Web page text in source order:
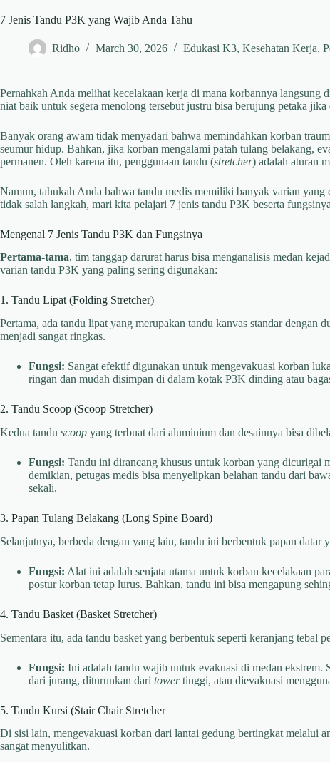
7 Jenis Tandu P3K yang Wajib Anda Tahu
Ridho March 30, 2026 Edukasi K3, Kesehatan Kerja,
Pernahkah Anda melihat kecelakaan kerja di mana korbannya langsung
niat baik untuk segera menolong tersebut justru bisa berujung petaka
Banyak orang awam tidak menyadari bahwa memindahkan korban
seumur hidup. Bahkan, jika korban mengalami patah tulang belakang,
permanen. Oleh karena itu, penggunaan tandu (stretcher) adalah aturan
Namun, tahukah Anda bahwa tandu medis memiliki banyak varian
tidak salah langkah, mari kita pelajari 7 jenis tandu P3K beserta
Mengenal 7 Jenis Tandu P3K dan Fungsinya
Pertama-tama, tim tanggap darurat harus bisa menganalisis medan
varian tandu P3K yang paling sering digunakan:
1. Tandu Lipat (Folding Stretcher)
Pertama, ada tandu lipat yang merupakan tandu kanvas standar dengan
menjadi sangat ringkas.
Fungsi: Sangat efektif digunakan untuk mengevakuasi korban
ringan dan mudah disimpan di dalam kotak P3K dinding atau
2. Tandu Scoop (Scoop Stretcher)
Kedua tandu scoop yang terbuat dari aluminium dan desainnya bisa
Fungsi: Tandu ini dirancang khusus untuk korban yang dicurigai
demikian, petugas medis bisa menyelipkan belahan tandu dari
sekali.
3. Papan Tulang Belakang (Long Spine Board)
Selanjutnya, berbeda dengan yang lain, tandu ini berbentuk papan datar
Fungsi: Alat ini adalah senjata utama untuk korban kecelakaan
postur korban tetap lurus. Bahkan, tandu ini bisa mengapung
4. Tandu Basket (Basket Stretcher)
Sementara itu, ada tandu basket yang berbentuk seperti keranjang tebal
Fungsi: Ini adalah tandu wajib untuk evakuasi di medan
dari jurang, diturunkan dari towertinggi, atau dievakuasi
5. Tandu Kursi (Stair Chair Stretcher
Di sisi lain, mengevakuasi korban dari lantai gedung bertingkat melalui
sangat menyulitkan.